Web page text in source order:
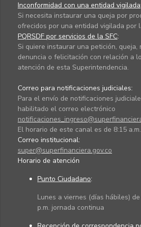
Inconformidad con una entidad vigilada:
Si necesita instaurar una queja por
ofrecidos por una entidad vigilada por
PQRSDF por servicios de la SFC:
Si quiere instaurar una petición, queja,
denuncia o felicitación con relación a
atención de esta Superintendencia.
Correo para notificaciones judiciales:
Para el envío de notificaciones
habilitado el correo electrónico
El horario de este canal es de 8:15
Correo institucional:
super@superfinanciera.gov.co
Horario de atención
Punto Ciudadano:
Lunes a viernes (días hábiles)
p.m. jornada continua